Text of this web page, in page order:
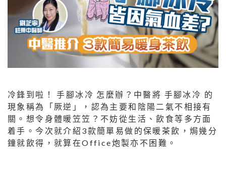
冷鋒到啦！ 手腳冰冷 怎麼辦？中醫將 手腳冰冷 的
現象稱為「厥逆」，認為主要和陰陽二氣不相接有
關。想令身體暖笠笠？不妨從生活、飲食等多方面
着手。今次就介紹3款簡單易做的保暖茶飲，焗幾分
鐘就飲得，就算在Office炮製亦不困難。